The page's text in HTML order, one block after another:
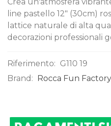
line pastello 12" (30cm)
lattice naturale di alta
decorazioni professionali
Riferimento: G110 19
Brand: Rocca Fun Factory